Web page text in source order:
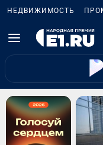
НЕДВИЖИМОСТЬ